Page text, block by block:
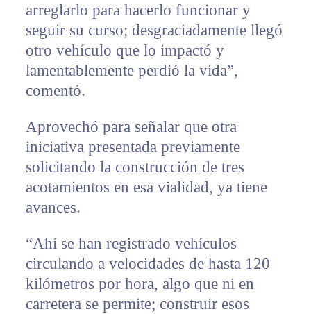
arreglarlo para hacerlo funcionar y
seguir su curso; desgraciadamente llegó
otro vehículo que lo impactó y
lamentablemente perdió la vida”,
comentó.
Aprovechó para señalar que otra
iniciativa presentada previamente
solicitando la construcción de tres
acotamientos en esa vialidad, ya tiene
avances.
“Ahí se han registrado vehículos
circulando a velocidades de hasta 120
kilómetros por hora, algo que ni en
carretera se permite; construir esos